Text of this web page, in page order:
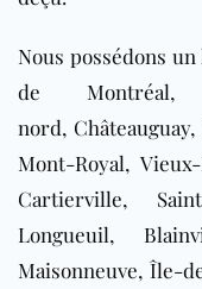
Nous possédons
de
nord,
Mont-Royal,
Cartierville,
Longueuil,
Maisonneuve, Île-